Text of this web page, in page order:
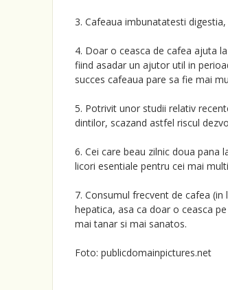
3. Cafeaua imbunatatesti
4. Doar o ceasca de cafea ajuta
fiind asadar un ajutor util in
succes cafeaua pare sa fie mai
5. Potrivit unor studii relativ
dintilor, scazand astfel riscul
6. Cei care beau zilnic doua
licori esentiale pentru cei mai
7. Consumul frecvent de cafea
hepatica, asa ca doar o ceasca
mai tanar si mai sanatos.
Foto: publicdomainpictures.net